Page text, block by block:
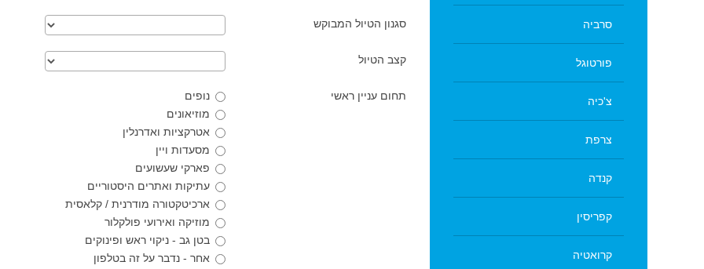
סגנון הטיול המבוקש
קצב הטיול
תחום עניין ראשי
נופים
מוזיאונים
אטרקציות ואדרנלין
מסעדות ויין
פארקי שעשועים
עתיקות ואתרים היסטוריים
ארכיטקטורה מודרנית / קלאסית
מוזיקה ואירועי פולקלור
בטן גב - ניקוי ראש ופינוקים
אחר - נדבר על זה בטלפון
סרביה
פורטוגל
צ'כיה
צרפת
קנדה
קפריסין
קרואטיה